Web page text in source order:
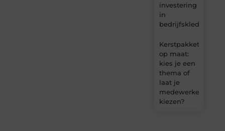
investering
in
bedrijfskleding
Kerstpakket
op maat:
kies je een
thema of
laat je
medewerkers
kiezen?